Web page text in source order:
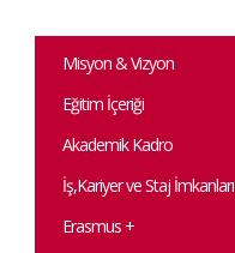
Misyon & Vizyon
Eğitim İçeriği
Akademik Kadro
İş,Kariyer ve Staj İmkanları
Erasmus +